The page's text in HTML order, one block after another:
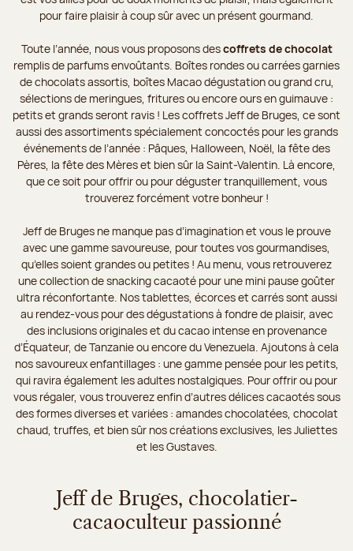
pour faire plaisir à coup sûr avec un présent gourmand.
Toute l’année, nous vous proposons descoffrets de chocolat
remplis de parfums envoûtants. Boîtes rondes ou carrées garnies
de chocolats assortis, boîtes Macao dégustation ou grand cru,
sélections de meringues, fritures ou encore ours en guimauve :
petits et grands seront ravis ! Les coffrets Jeff de Bruges, ce sont
aussi des assortiments spécialement concoctés pour les grands
événements de l’année : Pâques, Halloween, Noël, la fête des
Pères, la fête des Mères et bien sûr la Saint-Valentin. Là encore,
que ce soit pour offrir ou pour déguster tranquillement, vous
trouverez forcément votre bonheur !
Jeff de Bruges ne manque pas d’imagination et vous le prouve
avec une gamme savoureuse, pour toutes vos gourmandises,
qu’elles soient grandes ou petites ! Au menu, vous retrouverez
une collection de snacking cacaoté pour une mini pause goûter
ultra réconfortante. Nos tablettes, écorces et carrés sont aussi
au rendez-vous pour des dégustations à fondre de plaisir, avec
des inclusions originales et du cacao intense en provenance
d’Équateur, de Tanzanie ou encore du Venezuela. Ajoutons à cela
nos savoureux enfantillages : une gamme pensée pour les petits,
qui ravira également les adultes nostalgiques. Pour offrir ou pour
vous régaler, vous trouverez enfin d’autres délices cacaotés sous
des formes diverses et variées : amandes chocolatées, chocolat
chaud, truffes, et bien sûr nos créations exclusives, les Juliettes
et les Gustaves.
Jeff de Bruges, chocolatier-
cacaoculteur passionné